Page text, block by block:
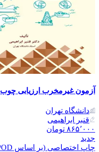
آزمون غیرمخرب ارزیابی چوب
دانشگاه تهران
قنبر ابراهیمی
۸۶۵٬۰۰۰ تومان
جدید
چاپ اختصاصی (بر اساس POD)